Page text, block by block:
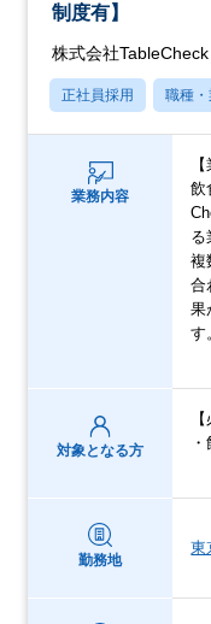
制度有】
株式会社TableCheck
正社員採用 職種
業務内容
飲
る
複
合
果
す
対象となる方
勤務地
東